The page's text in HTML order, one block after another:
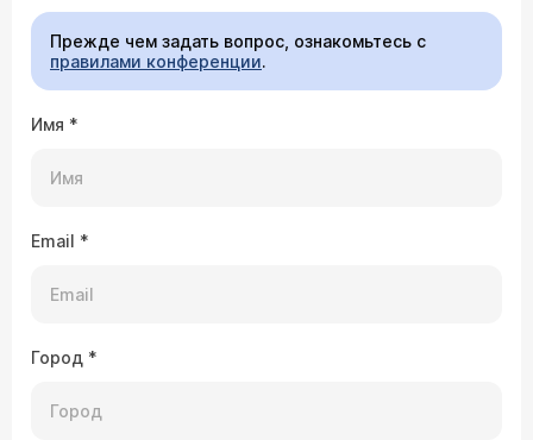
Прежде чем задать вопрос, ознакомьтесь с
правилами конференции.
Имя *
Email *
Город *